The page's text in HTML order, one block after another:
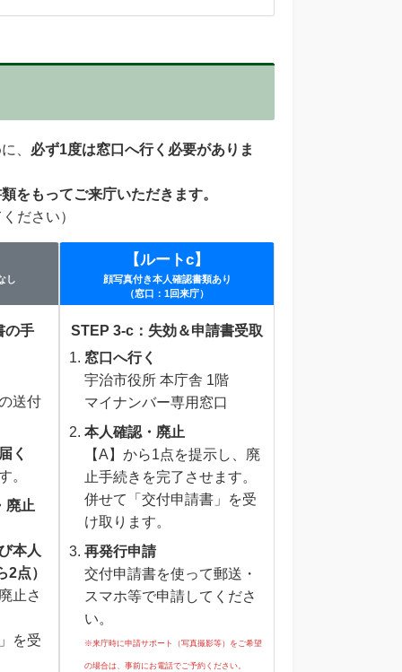
、 必ず1度は窓口へ行く必要がありま
をもってご来庁いただきます。
ださい）
し
の手
送付
く
。
廃止
本人
点）
止さ
を受
【ルートc】
顔写真付き本人確認書類あり
（窓口：1回来庁）
STEP 3-c：失効＆申請書受取
窓口へ行く
宇治市役所 本庁舎 1階
マイナンバー専用窓口
本人確認・廃止
【A】から1点を提示し、廃
止手続きを完了させます。
併せて「交付申請書」を受
け取ります。
再発行申請
交付申請書を使って郵送・
スマホ等で申請してくださ
い。
※来庁時に申請サポート（写真撮影等）をご希望
の場合は、事前にお電話でご予約ください。